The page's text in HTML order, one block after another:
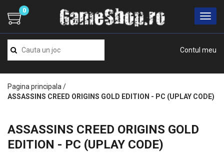
Contul meu
0
Pagina principala /
ASSASSINS CREED ORIGINS GOLD EDITION - PC (UPLAY CODE)
ASSASSINS CREED ORIGINS GOLD
EDITION - PC (UPLAY CODE)